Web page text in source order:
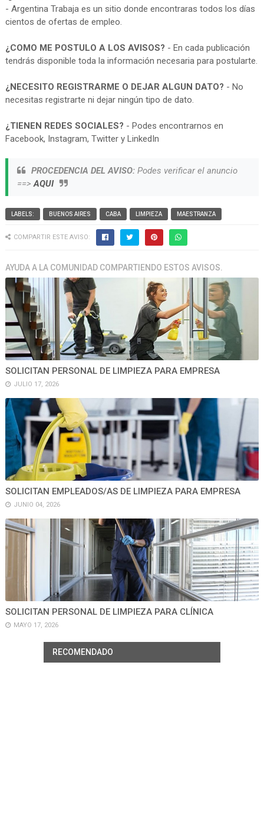
- Argentina Trabaja es un sitio donde encontraras todos los días
cientos de ofertas de empleo.
¿COMO ME POSTULO A LOS AVISOS? - En cada publicación
tendrás disponible toda la información necesaria para postularte.
¿NECESITO REGISTRARME O DEJAR ALGUN DATO? - No
necesitas registrarte ni dejar ningún tipo de dato.
¿TIENEN REDES SOCIALES? - Podes encontrarnos en
Facebook, Instagram, Twitter y LinkedIn
PROCEDENCIA DEL AVISO:Podes verificar el anuncio
==>AQUI
LABELS: BUENOS AIRES CABA LIMPIEZA MAESTRANZA
COMPARTIR ESTE AVISO:
AYUDA A LA COMUNIDAD COMPARTIENDO ESTOS AVISOS.
SOLICITAN PERSONAL DE LIMPIEZA PARA EMPRESA
JULIO 17, 2026
SOLICITAN EMPLEADOS/AS DE LIMPIEZA PARA EMPRESA
JUNIO 04, 2026
SOLICITAN PERSONAL DE LIMPIEZA PARA CLÍNICA
MAYO 17, 2026
RECOMENDADO